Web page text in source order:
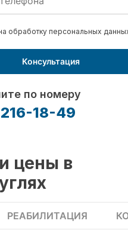
обработку персональных
Консультация
по номеру
18-49
цены в
РЕАБИЛИТАЦИЯ